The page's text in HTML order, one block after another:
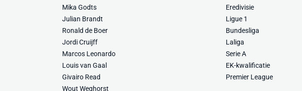
Mika Godts
Julian Brandt
Ronald de Boer
Jordi Cruijff
Marcos Leonardo
Louis van Gaal
Givairo Read
Wout Weghorst
Eredivisie
Ligue 1
Bundesliga
Laliga
Serie A
EK-kwalificatie
Premier League